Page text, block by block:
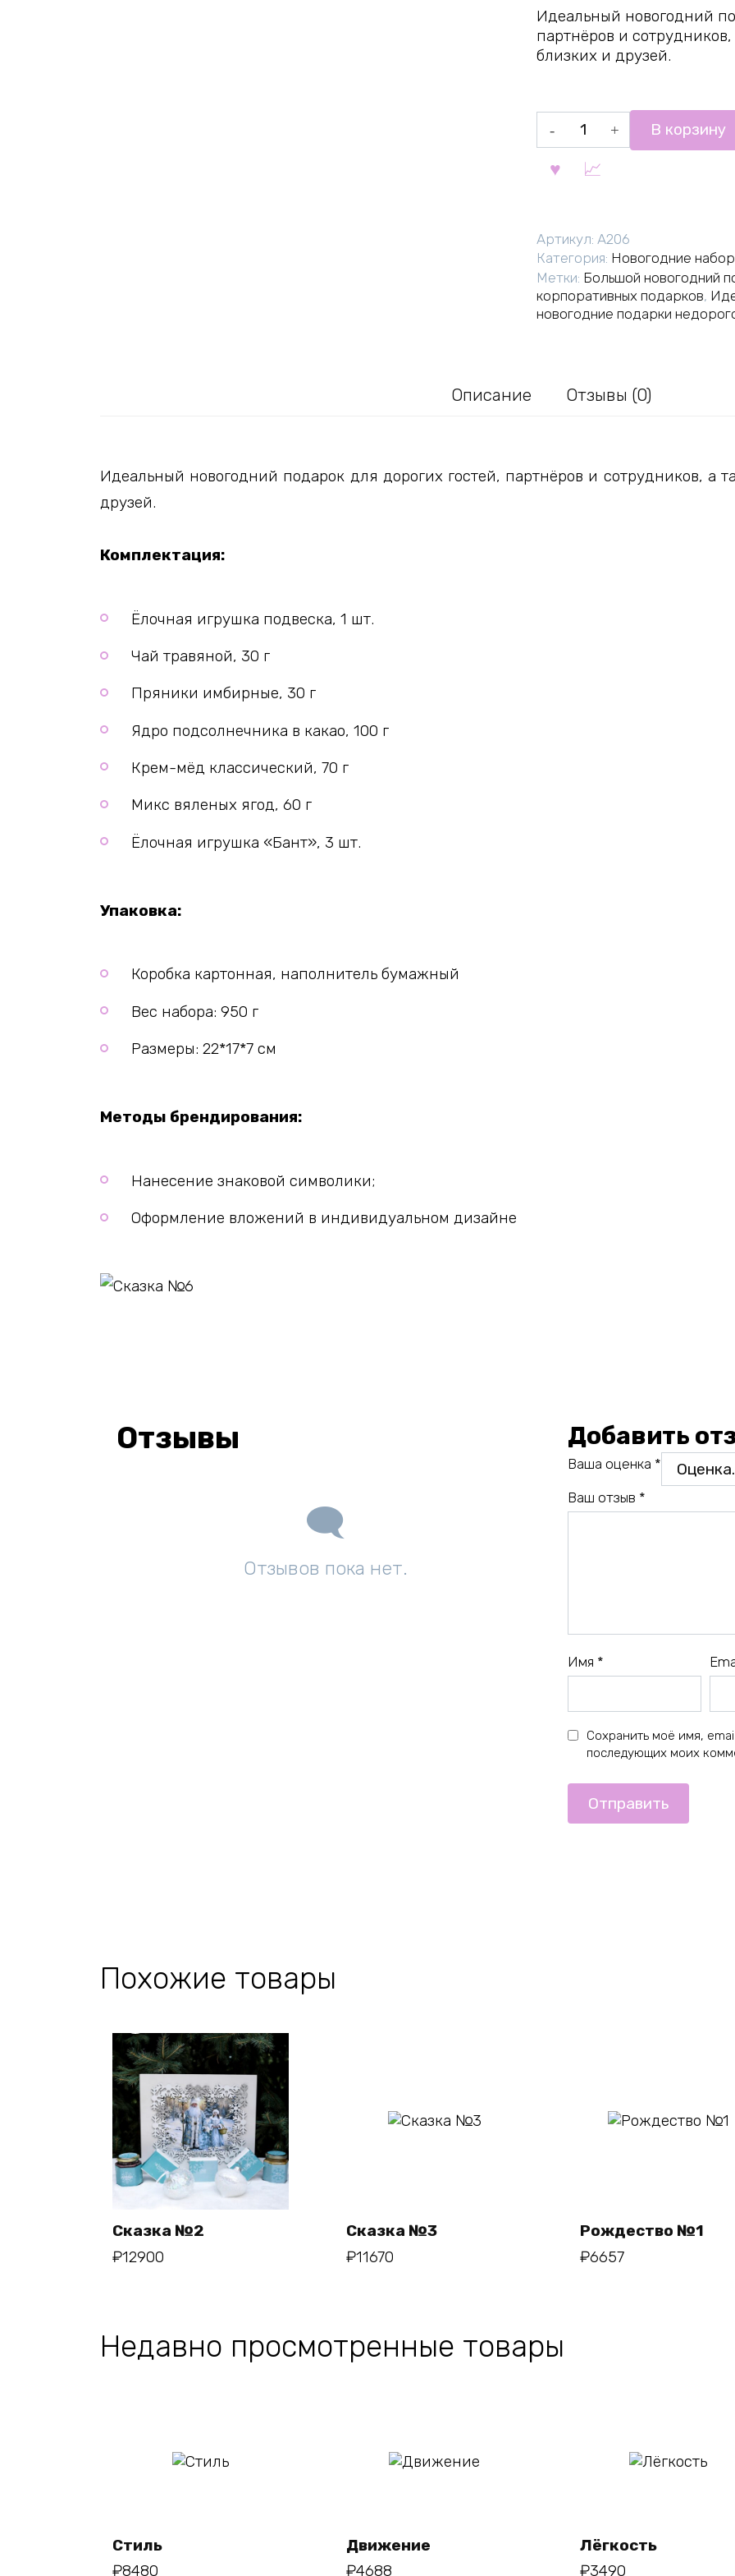
Идеальный новогодний
партнёров и
близких и друзей.
Количество
товара
Сказка
№6
В корзину
Артикул: A206
Категория: Новогодние
Метки: Большой новогодний
корпоративных подарков,
новогодние подарки
Описание Отзывы (0)
Идеальный новогодний подарок для дорогих гостей, партнёров и сотрудников, а
друзей.
Комплектация:
Ёлочная игрушка подвеска, 1 шт.
Чай травяной, 30 г
Пряники имбирные, 30 г
Ядро подсолнечника в какао, 100 г
Крем-мёд классический, 70 г
Микс вяленых ягод, 60 г
Ёлочная игрушка «Бант», 3 шт.
Упаковка:
Коробка картонная, наполнитель бумажный
Вес набора: 950 г
Размеры: 22*17*7 см
Методы брендирования:
Нанесение знаковой символики;
Оформление вложений в индивидуальном дизайне
Отзывы
Отзывов пока нет.
Добавить
Ваша оценка *
Ваш отзыв *
Имя *
Сохранить моё имя,
последующих моих
Похожие товары
Сказка №2
₽12900
Сказка №3
₽11670
Рождество №1
₽6657
Недавно просмотренные товары
Стиль
₽8480
Движение
₽4688
Лёгкость
₽3490